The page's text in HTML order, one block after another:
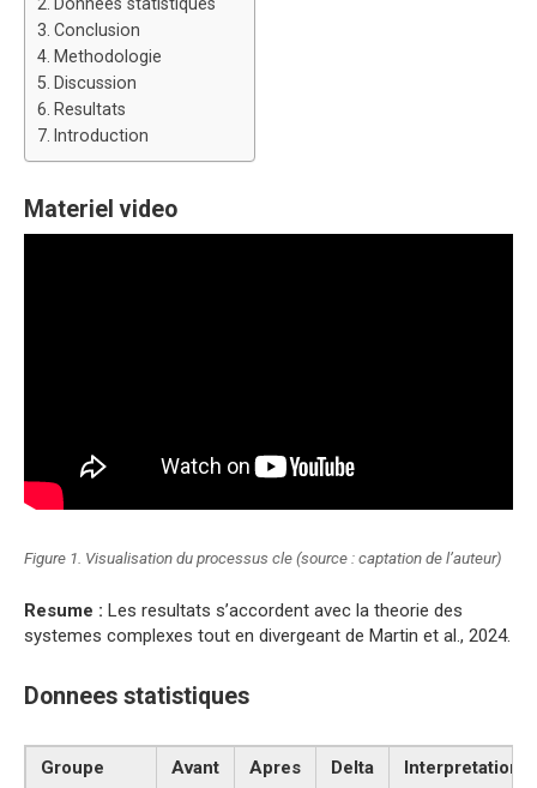
Conclusion
Methodologie
Discussion
Resultats
Introduction
Materiel video
Figure 1. Visualisation du processus cle (source : captation de l’auteur)
Resume : Les resultats s’accordent avec la theorie des
systemes complexes tout en divergeant de Martin et al., 2024.
Donnees statistiques
Groupe Avant Apres Delta
Interpretation